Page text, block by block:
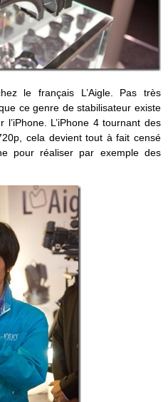
le français L’Aigle. Pas très
ce genre de stabilisateur existe
L’iPhone 4 tournant des
cela devient tout à fait censé
pour réaliser par exemple des